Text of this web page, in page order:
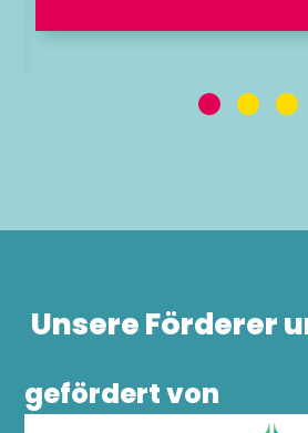
Unsere Förderer
gefördert von